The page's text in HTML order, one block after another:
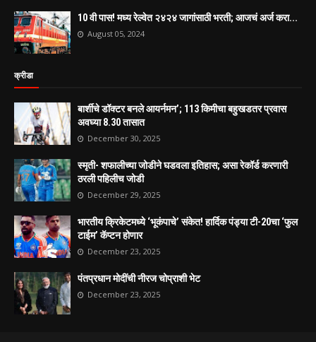
10 वी पास! मध्य रेल्वेत २४२४ जागांसाठी भरती; आजचं अर्ज करा...
August 05, 2024
क्रीडा
बार्शीचे डॉक्टर बनले आयर्नमन’; 113 किमीचा बहुखडतर प्रवास
अवघ्या 8.30 तासात
December 30, 2025
स्मृती- शफालीच्या जोडीने घडवला इतिहास; असा रेकॉर्ड करणारी
ठरली पहिलीच जोडी
December 29, 2025
भारतीय क्रिकेटमध्ये ‘भूकंपाचे’ संकेत! हार्दिक पंड्या टी-20चा ‘फुल
टाईम’ कॅप्टन होणार
December 23, 2025
पंतप्रधान मोदींची नीरज चोप्राशी भेट
December 23, 2025